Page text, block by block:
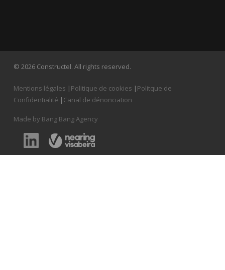
© 2026 Constructel. All rights reserved.
Mentions légales | Politique de cookies | Politque de
Confidentialité | Canal de dénonciation
Made by Bang Bang Agency